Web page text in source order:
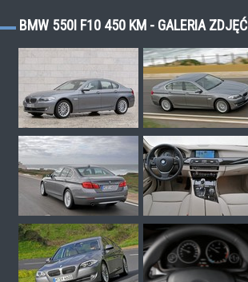
BMW 550I F10 450 KM - GALERIA ZDJĘĆ